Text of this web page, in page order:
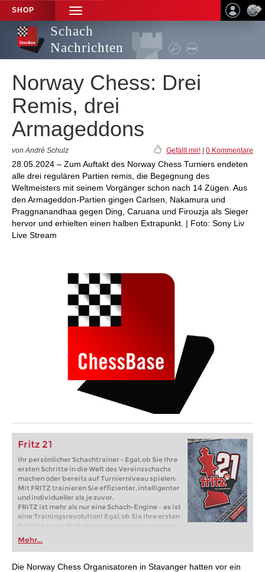
SHOP
TOGGLE
NAVIGATION
Schach
Nachrichten
Norway Chess: Drei
Remis, drei
Armageddons
von André Schulz Gefällt mir! 0 Kommentare
28.05.2024 – Zum Auftakt des Norway Chess Turniers endeten
alle drei regulären Partien remis, die Begegnung des
Weltmeisters mit seinem Vorgänger schon nach 14 Zügen. Aus
den Armageddon-Partien gingen Carlsen, Nakamura und
Praggnanandhaa gegen Ding, Caruana und Firouzja als Sieger
hervor und erhielten einen halben Extrapunkt. | Foto: Sony Liv
Live Stream
Fritz 21
Ihr persönlicher Schachtrainer - Egal, ob Sie Ihre
ersten Schritte in die Welt des Vereinsschachs
machen oder bereits auf Turnierniveau spielen:
Mit FRITZ trainieren Sie effizienter, intelligenter
und individueller als je zuvor.
FRITZ ist mehr als nur eine Schach-Engine – es ist
eine Trainingsrevolution! Egal, ob Sie Ihre ersten
Schritte in die Welt des Vereinsschachs machen
oder bereits auf Turnierniveau spielen: Mit
FRITZ trainieren Sie effizienter, intelligenter und
individueller als je zuvor.
Mehr...
Die Norway Chess Organisatoren in Stavanger hatten vor ein